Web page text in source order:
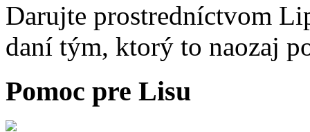
Darujte prostredníctvom
daní tým, ktorý to naozaj
Pomoc pre Lisu